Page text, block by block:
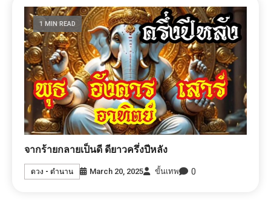
1 MIN READ
จากร้ายกลายเป็นดี ดียาวครึ่งปีหลัง
ดวง - ตำนาน March 20, 2025 ขั้นเทพ 0